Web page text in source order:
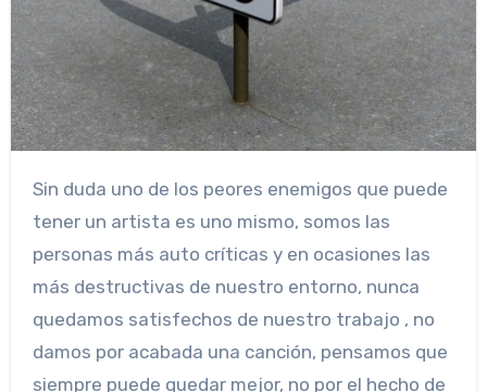
Sin duda uno de los peores enemigos que puede
tener un artista es uno mismo, somos las
personas más auto críticas y en ocasiones las
más destructivas de nuestro entorno, nunca
quedamos satisfechos de nuestro trabajo , no
damos por acabada una canción, pensamos que
siempre puede quedar mejor, no por el hecho de